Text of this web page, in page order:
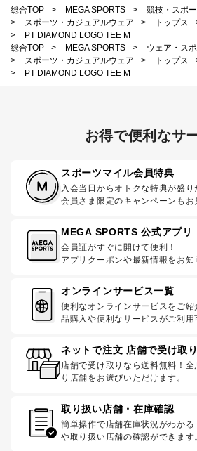
総合TOP > MEGA SPORTS >
競技・スポ
>
スポーツ・カジュアルウェア > トップス
>
PT DIAMOND LOGO TEE M
総合TOP
> MEGA SPORTS >
ウェア・ス
>
スポーツ・カジュアルウェア > トップス
>
PT DIAMOND LOGO TEE M
お得で便利なサ
スポーツマイル会員特典
入会当日からオトクな特典が盛り
会員さま限定のキャンペーンもお
MEGA SPORTS 公式アプリ
会員証がすぐに開けて便利！
アプリクーポンや最新情報をお知
オンラインサービス一覧
便利なオンラインサービスをご
品購入や便利なサービスがご利用
ネットで注文 店舗で受け取り
店舗で受け取りなら送料無料！
り店舗をお選びいただけます。
取り扱い店舗・在庫確認
簡単操作で店舗在庫状況がわか
や取り扱い店舗の確認ができます